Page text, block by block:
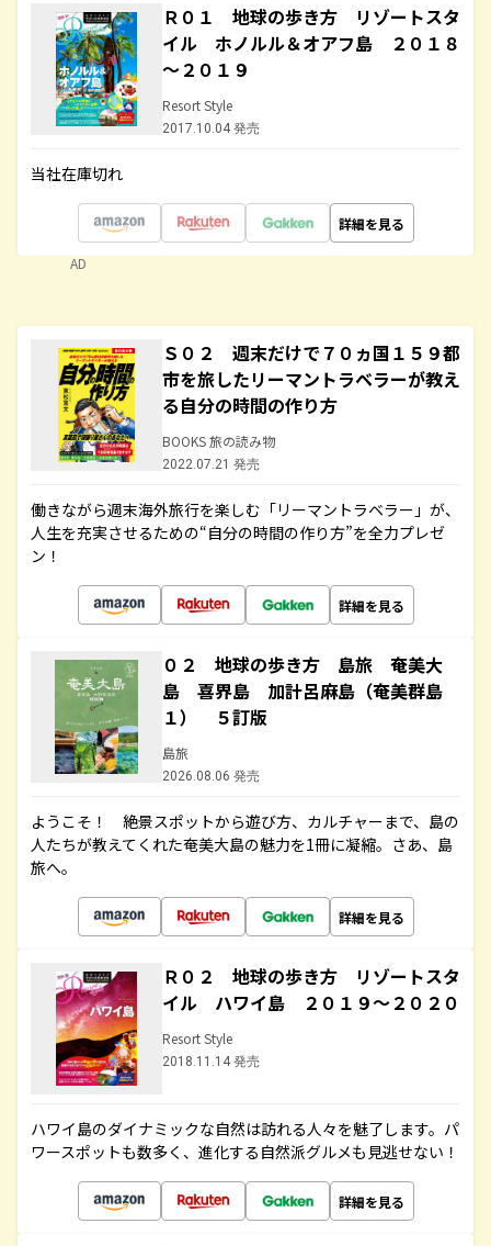
Ｒ０１ 地球の歩き方 リゾートスタ
イル ホノルル＆オアフ島 ２０１８
～２０１９
Resort Style
2017.10.04 発売
当社在庫切れ
詳細を見る
AD
Ｓ０２ 週末だけで７０ヵ国１５９都
市を旅したリーマントラベラーが教え
る自分の時間の作り方
BOOKS 旅の読み物
2022.07.21 発売
働きながら週末海外旅行を楽しむ「リーマントラベラー」が、
人生を充実させるための“自分の時間の作り方”を全力プレゼ
ン！
詳細を見る
０２ 地球の歩き方 島旅 奄美大
島 喜界島 加計呂麻島（奄美群島
１） ５訂版
島旅
2026.08.06 発売
ようこそ！ 絶景スポットから遊び方、カルチャーまで、島の
人たちが教えてくれた奄美大島の魅力を1冊に凝縮。さあ、島
旅へ。
詳細を見る
Ｒ０２ 地球の歩き方 リゾートスタ
イル ハワイ島 ２０１９～２０２０
Resort Style
2018.11.14 発売
ハワイ島のダイナミックな自然は訪れる人々を魅了します。パ
ワースポットも数多く、進化する自然派グルメも見逃せない！
詳細を見る